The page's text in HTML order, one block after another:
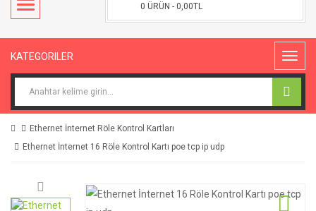
0 ÜRÜN - 0,00TL
KATEGORILER
Ethernet İnternet Röle Kontrol Kartları
Ethernet İnternet 16 Röle Kontrol Kartı poe tcp ip udp